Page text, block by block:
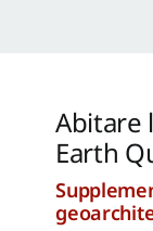
Abitare
Earth